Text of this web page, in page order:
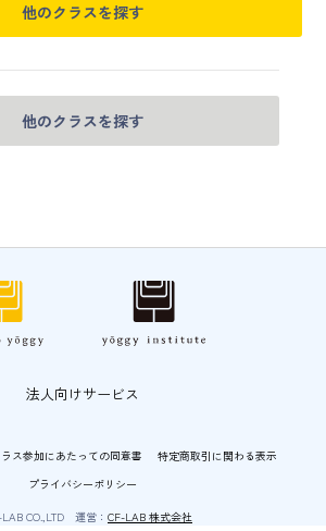
他のクラスを探す
他のクラスを探す
法人向けサービス
ス参加にあたっての同意書
特定商取引に関わる表示
プライバシーポリシー
CO.,LTD 運営： CF-LAB 株式会社